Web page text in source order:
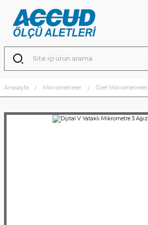
Anasayfa Mikrometreler Özel Mikrometreler